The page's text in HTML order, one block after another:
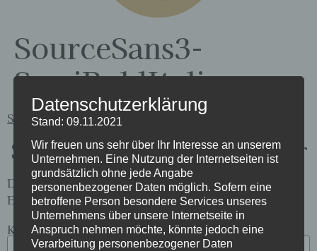
SourceSans3-
SemiBoldItalic
SourceSans3-SemiBoldItalic
Schreibe einen Kommentar
Deine E-Mail-Adresse wird nicht veröffentlicht.
Erforderliche Felder sind mit *markiert
Kommentar*
Datenschutzerklärung
Stand: 09.11.2021
Wir freuen uns sehr über Ihr Interesse an unserem
Unternehmen. Eine Nutzung der Internetseiten ist
grundsätzlich ohne jede Angabe
personenbezogener Daten möglich. Sofern eine
betroffene Person besondere Services unseres
Unternehmens über unsere Internetseite in
Anspruch nehmen möchte, könnte jedoch eine
Verarbeitung personenbezogener Daten